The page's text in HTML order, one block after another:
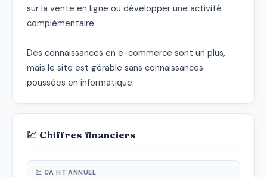
sur la vente en ligne ou développer une activité
complémentaire.
Des connaissances en e-commerce sont un plus,
mais le site est gérable sans connaissances
poussées en informatique.
💹 Chiffres financiers
💹 CA HT ANNUEL